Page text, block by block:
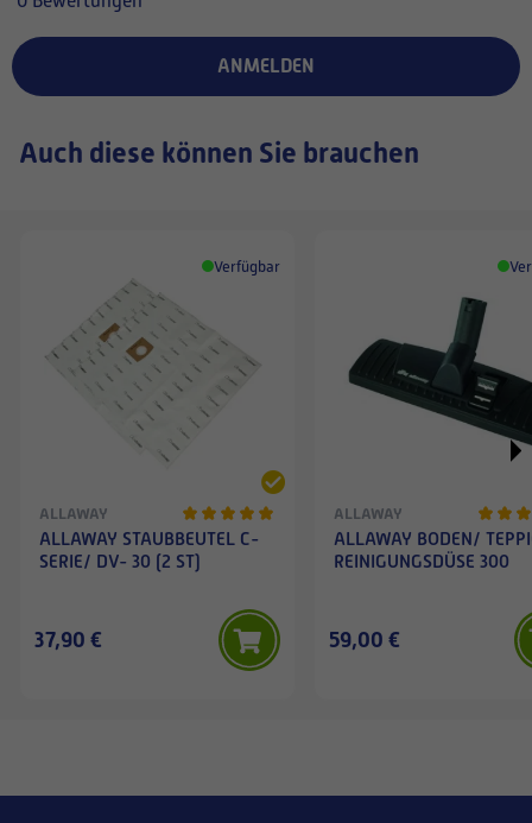
ANMELDEN
Auch diese können Sie brauchen
Verfügbar
ALLAWAY
ALLAWAY STAUBBEUTEL C-
SERIE/ DV- 30 (2 ST)
37,90 €
ALLAWAY
ALLAWAY BODEN/
REINIGUNGSDÜSE 300
59,00 €